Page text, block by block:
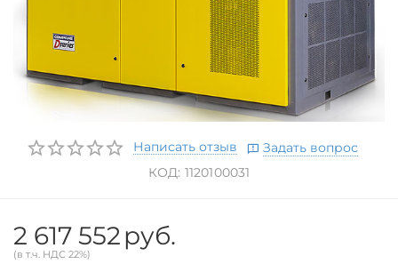
Написать отзыв
Задать вопрос
КОД: 1120100031
2 617 552руб.
(в т.ч. НДС 22%)